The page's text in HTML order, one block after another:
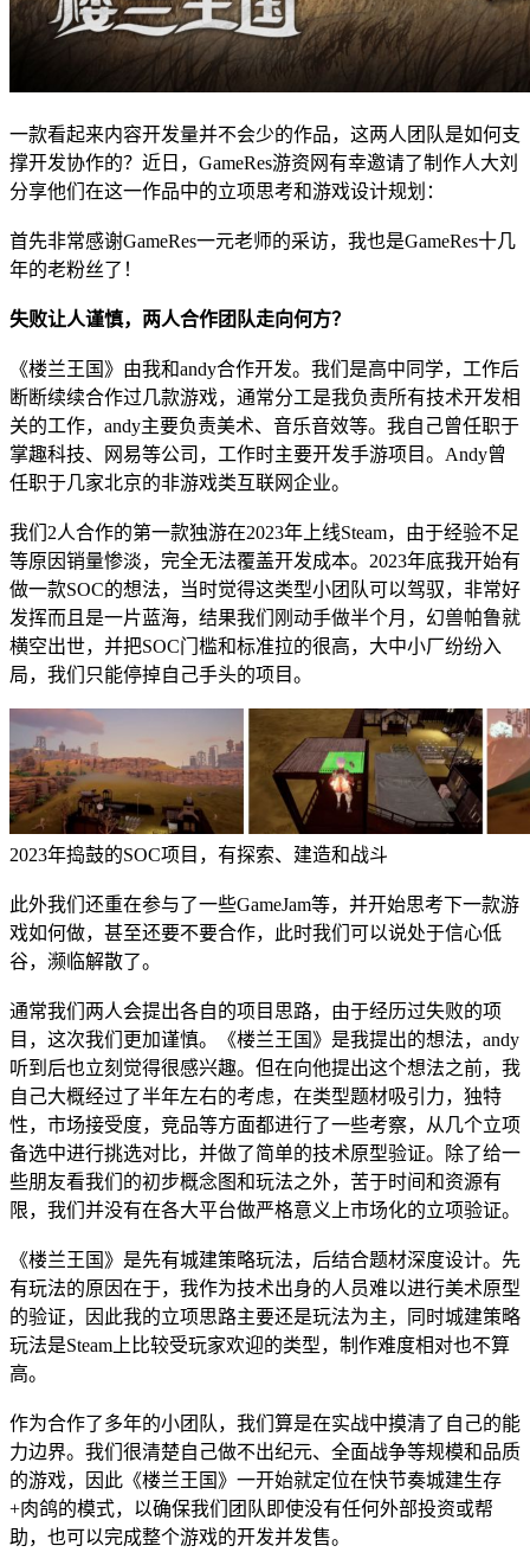
一款看起来内容开发量并不会少的作品，这两人团队是如何支
撑开发协作的？近日，GameRes游资网有幸邀请了制作人大刘
分享他们在这一作品中的立项思考和游戏设计规划：
首先非常感谢GameRes一元老师的采访，我也是GameRes十几
年的老粉丝了！
失败让人谨慎，两人合作团队走向何方？
《楼兰王国》由我和andy合作开发。我们是高中同学，工作后
断断续续合作过几款游戏，通常分工是我负责所有技术开发相
关的工作，andy主要负责美术、音乐音效等。我自己曾任职于
掌趣科技、网易等公司，工作时主要开发手游项目。Andy曾
任职于几家北京的非游戏类互联网企业。
我们2人合作的第一款独游在2023年上线Steam，由于经验不足
等原因销量惨淡，完全无法覆盖开发成本。2023年底我开始有
做一款SOC的想法，当时觉得这类型小团队可以驾驭，非常好
发挥而且是一片蓝海，结果我们刚动手做半个月，幻兽帕鲁就
横空出世，并把SOC门槛和标准拉的很高，大中小厂纷纷入
局，我们只能停掉自己手头的项目。
2023年捣鼓的SOC项目，有探索、建造和战斗
此外我们还重在参与了一些GameJam等，并开始思考下一款游
戏如何做，甚至还要不要合作，此时我们可以说处于信心低
谷，濒临解散了。
通常我们两人会提出各自的项目思路，由于经历过失败的项
目，这次我们更加谨慎。《楼兰王国》是我提出的想法，andy
听到后也立刻觉得很感兴趣。但在向他提出这个想法之前，我
自己大概经过了半年左右的考虑，在类型题材吸引力，独特
性，市场接受度，竞品等方面都进行了一些考察，从几个立项
备选中进行挑选对比，并做了简单的技术原型验证。除了给一
些朋友看我们的初步概念图和玩法之外，苦于时间和资源有
限，我们并没有在各大平台做严格意义上市场化的立项验证。
《楼兰王国》是先有城建策略玩法，后结合题材深度设计。先
有玩法的原因在于，我作为技术出身的人员难以进行美术原型
的验证，因此我的立项思路主要还是玩法为主，同时城建策略
玩法是Steam上比较受玩家欢迎的类型，制作难度相对也不算
高。
作为合作了多年的小团队，我们算是在实战中摸清了自己的能
力边界。我们很清楚自己做不出纪元、全面战争等规模和品质
的游戏，因此《楼兰王国》一开始就定位在快节奏城建生存
+肉鸽的模式，以确保我们团队即使没有任何外部投资或帮
助，也可以完成整个游戏的开发并发售。